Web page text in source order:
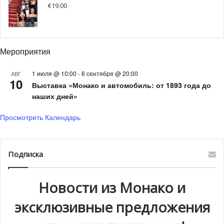
€19.00
Мероприятия
АВГ
10
1 июля @ 10:00 -6 сентября @ 20:00
Выставка «Монако и автомобиль: от 1893 года до
наших дней»
Просмотреть Календарь
Подписка
Новости из Монако и
эксклюзивные предложения